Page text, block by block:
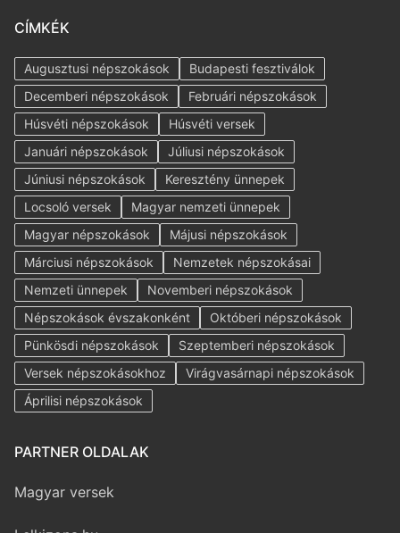
CÍMKÉK
Augusztusi népszokások
Budapesti fesztiválok
Decemberi népszokások
Februári népszokások
Húsvéti népszokások
Húsvéti versek
Januári népszokások
Júliusi népszokások
Júniusi népszokások
Keresztény ünnepek
Locsoló versek
Magyar nemzeti ünnepek
Magyar népszokások
Májusi népszokások
Márciusi népszokások
Nemzetek népszokásai
Nemzeti ünnepek
Novemberi népszokások
Népszokások évszakonként
Októberi népszokások
Pünkösdi népszokások
Szeptemberi népszokások
Versek népszokásokhoz
Virágvasárnapi népszokások
Áprilisi népszokások
PARTNER OLDALAK
Magyar versek